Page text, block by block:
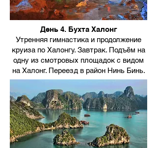
День 4. Бухта Халонг
Утренняя гимнастика и продолжение
круиза по Халонгу. Завтрак. Подъём на
одну из смотровых площадок с видом
на Халонг. Переезд в район Нинь Бинь.